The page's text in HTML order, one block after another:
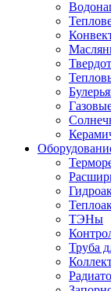
ТЭНы
Труба